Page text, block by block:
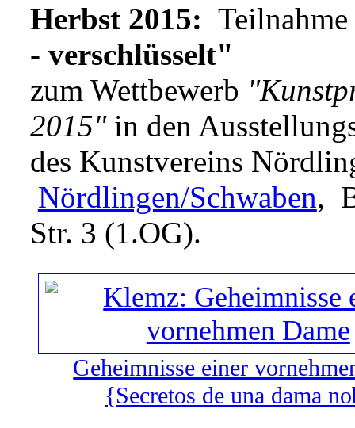
Herbst 2015:
- verschlüsselt"
zum Wettbewerb
2015"in den
des Kunstvereins
Nördlingen/Schwaben,
Str. 3 (1.OG).
Geheimnisse einer
{Secretos de una dama